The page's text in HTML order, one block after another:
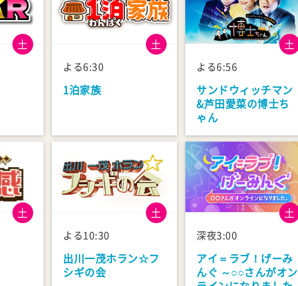
土 土
よる6:30
1泊家族
土
よる6:56
サンドウィッチマン
&芦田愛菜の博士ち
ゃん
土 土
よる10:30
出川一茂ホラン☆フ
シギの会
土
深夜3:00
アイ＝ラブ！げーみ
んぐ ～○○さんがオン